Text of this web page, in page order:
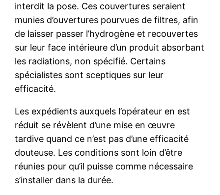
interdit la pose. Ces couvertures seraient
munies d’ouvertures pourvues de filtres, afin
de laisser passer l’hydrogène et recouvertes
sur leur face intérieure d’un produit absorbant
les radiations, non spécifié. Certains
spécialistes sont sceptiques sur leur
efficacité.
Les expédients auxquels l’opérateur en est
réduit se révèlent d’une mise en œuvre
tardive quand ce n’est pas d’une efficacité
douteuse. Les conditions sont loin d’être
réunies pour qu’il puisse comme nécessaire
s’installer dans la durée.